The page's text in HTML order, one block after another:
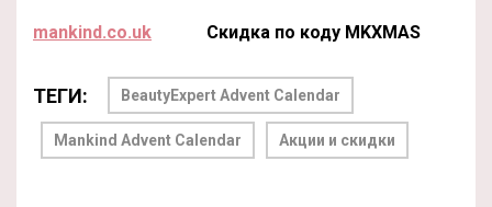
mankind.co.uk Скидка по коду MKXMAS
ТЕГИ: BeautyExpert Advent Calendar
Mankind Advent Calendar Акции и скидки